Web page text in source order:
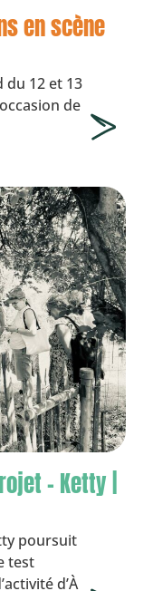
en scène
du 12 et 13
de
– Ketty |
poursuit
test
d’À